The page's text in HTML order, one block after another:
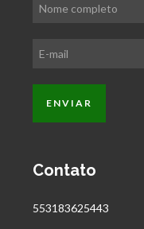
Contato
553183625443